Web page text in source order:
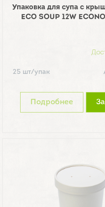
Упаковка для супа с
ECO SOUP 12W
25 шт/упак
Подробнее